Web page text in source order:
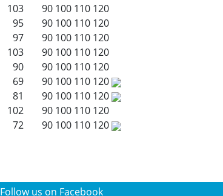
103 90 100 110 120
95 90 100 110 120
97 90 100 110 120
103 90 100 110 120
90 90 100 110 120
69 90 100 110 120
81 90 100 110 120
102 90 100 110 120
72 90 100 110 120
Follow us on Facebook